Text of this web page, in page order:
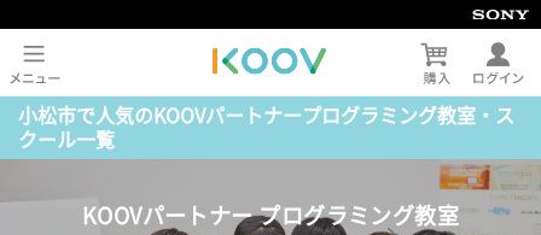
小松市で人気のKOOVパートナープログラミング教室・ス
クール一覧
KOOVパートナー プログラミング教室